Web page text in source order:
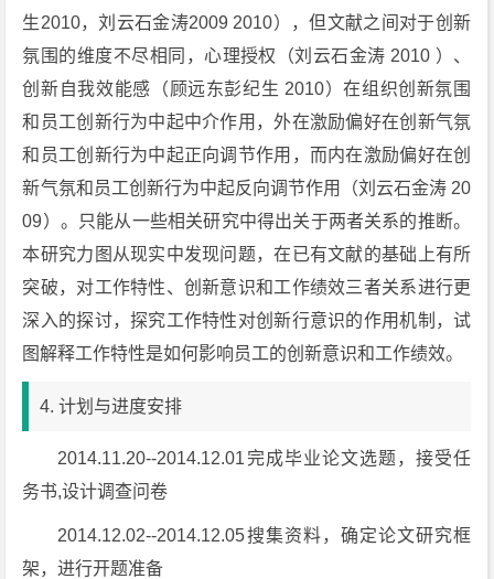
生2010，刘云石金涛2009 2010），但文献之间对于创新
氛围的维度不尽相同，心理授权（刘云石金涛 2010 ）、
创新自我效能感（顾远东彭纪生 2010）在组织创新氛围
和员工创新行为中起中介作用，外在激励偏好在创新气氛
和员工创新行为中起正向调节作用，而内在激励偏好在创
新气氛和员工创新行为中起反向调节作用（刘云石金涛 20
09）。只能从一些相关研究中得出关于两者关系的推断。
本研究力图从现实中发现问题，在已有文献的基础上有所
突破，对工作特性、创新意识和工作绩效三者关系进行更
深入的探讨，探究工作特性对创新行意识的作用机制，试
图解释工作特性是如何影响员工的创新意识和工作绩效。
4. 计划与进度安排
2014.11.20--2014.12.01完成毕业论文选题，接受任
务书,设计调查问卷
2014.12.02--2014.12.05搜集资料，确定论文研究框
架，进行开题准备